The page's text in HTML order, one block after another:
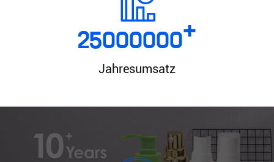
25000000+
Jahresumsatz